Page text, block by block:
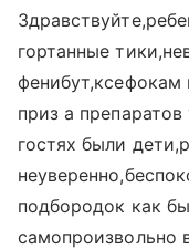
гортанные
фенибут,ксефокам
приз а
гостях были
подбородок как
самопроизвольно